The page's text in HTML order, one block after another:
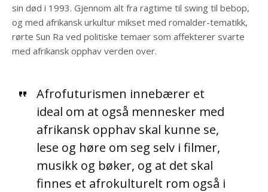
sin død i 1993. Gjennom alt fra ragtime til swing til bebop,
og med afrikansk urkultur mikset med romalder-tematikk,
rørte Sun Ra ved politiske temaer som affekterer svarte
med afrikansk opphav verden over.
Afrofuturismen innebærer et
ideal om at også mennesker med
afrikansk opphav skal kunne se,
lese og høre om seg selv i filmer,
musikk og bøker, og at det skal
finnes et afrokulturelt rom også i